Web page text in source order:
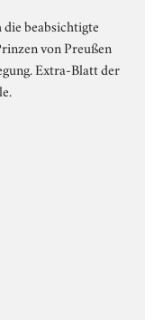
beabsichtigte
von Preußen
Extra-Blatt der